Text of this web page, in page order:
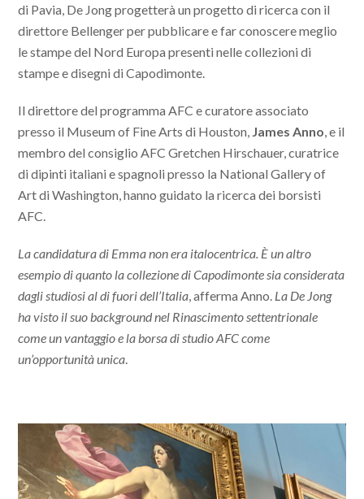
di Pavia, De Jong progetterà un progetto di ricerca con il
direttore Bellenger per pubblicare e far conoscere meglio
le stampe del Nord Europa presenti nelle collezioni di
stampe e disegni di Capodimonte.
Il direttore del programma AFC e curatore associato
presso il Museum of Fine Arts di Houston, James Anno , e il
membro del consiglio AFC Gretchen Hirschauer, curatrice
di dipinti italiani e spagnoli presso la National Gallery of
Art di Washington, hanno guidato la ricerca dei borsisti
AFC.
La candidatura di Emma non era italocentrica. È un altro
esempio di quanto la collezione di Capodimonte sia considerata
dagli studiosi al di fuori dell’Italia , afferma Anno. La De Jong
ha visto il suo background nel Rinascimento settentrionale
come un vantaggio e la borsa di studio AFC come
un’opportunità unica